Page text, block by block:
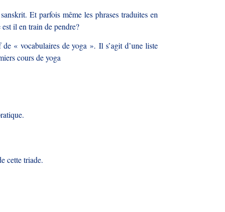
Et parfois même les phrases traduites en
il en train de pendre?
de « vocabulaires de yoga ».Il s’agit d’une liste
cours de yoga
cette triade.